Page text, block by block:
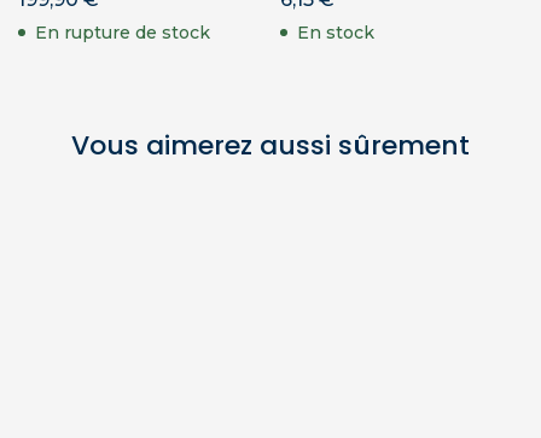
En rupture de stock En stock
Vous aimerez aussi sûrement